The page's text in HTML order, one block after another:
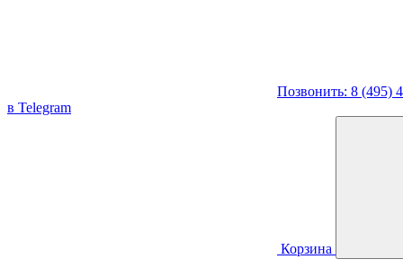
Позвонить: 8 (495)
в Telegram
Корзина